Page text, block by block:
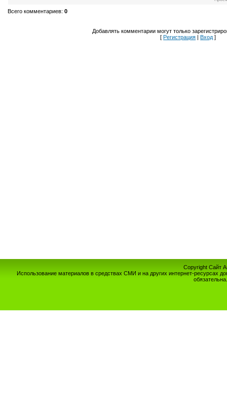
Всего комментариев: 0
Добавлять комментарии могут только
[Регистрация |Вход ]
Copyright Сайт
Использование материалов в средствах СМИ и на других интернет-ресурсах
обязательна.